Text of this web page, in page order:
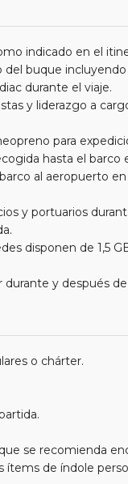
indicado en el
buque
durante el viaje.
y liderazgo a
para
hasta el barco
al aeropuerto
y portuarios
disponen de 1,5
y después
o chárter.
se recomienda
de índole